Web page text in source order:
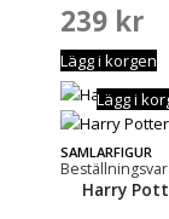
239 kr
Lägg i korgen
SAMLARFIGUR
Lägg i
Harry